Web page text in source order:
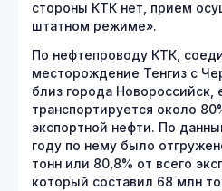
стороны КТК нет, прием
штатном режиме».
По нефтепроводу КТК,
месторождение Тенгиз с
близ города Новороссийск,
транспортируется около
экспортной нефти. По
году по нему было
тонн или 80,8% от всего
который составил 68 млн